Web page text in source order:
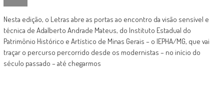
Nesta edição, o Letras abre as portas ao encontro da visão sensível e
técnica de Adalberto Andrade Mateus, do Instituto Estadual do
Patrimônio Histórico e Artístico de Minas Gerais – o IEPHA/MG, que vai
traçar o percurso percorrido desde os modernistas – no início do
século passado – até chegarmos